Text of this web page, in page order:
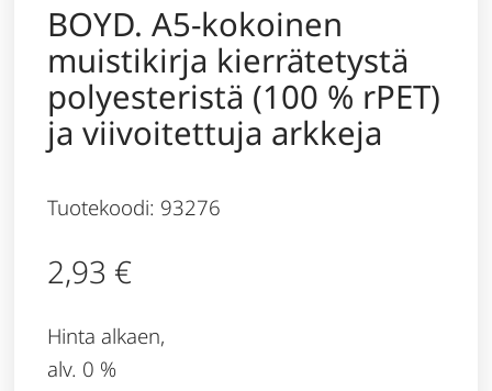
BOYD. A5-kokoinen
muistikirja kierrätetystä
polyesteristä (100 % rPET)
ja viivoitettuja arkkeja
Tuotekoodi: 93276
2,93 €
Hinta alkaen,
alv. 0 %